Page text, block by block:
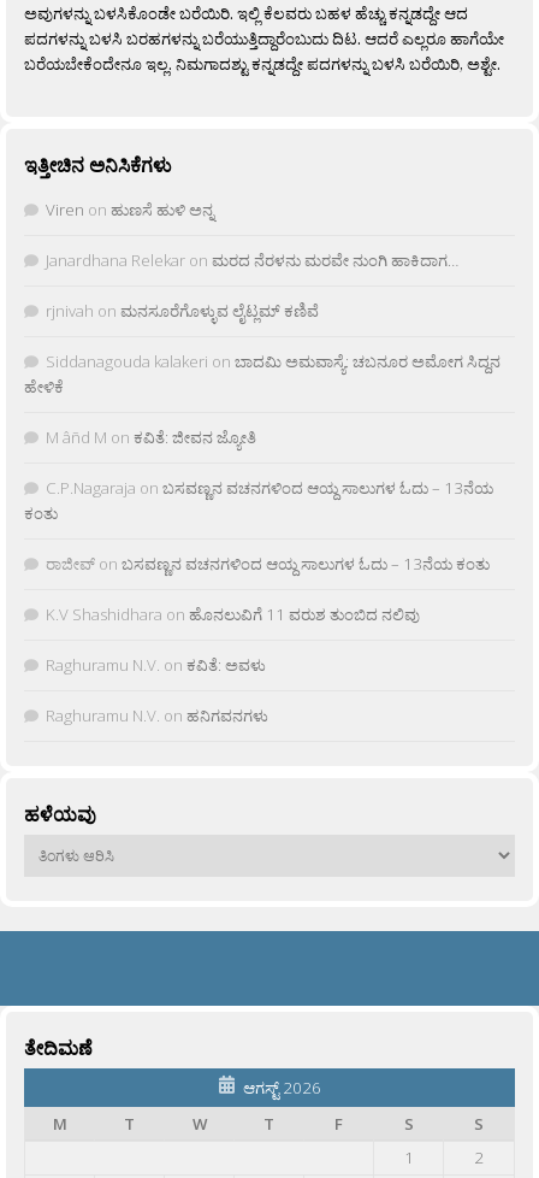
ಅವುಗಳನ್ನು ಬಳಸಿಕೊಂಡೇ ಬರೆಯಿರಿ. ಇಲ್ಲಿ ಕೆಲವರು ಬಹಳ ಹೆಚ್ಚು ಕನ್ನಡದ್ದೇ ಆದ
ಪದಗಳನ್ನು ಬಳಸಿ ಬರಹಗಳನ್ನು ಬರೆಯುತ್ತಿದ್ದಾರೆಂಬುದು ದಿಟ. ಆದರೆ ಎಲ್ಲರೂ ಹಾಗೆಯೇ
ಬರೆಯಬೇಕೆಂದೇನೂ ಇಲ್ಲ. ನಿಮಗಾದಶ್ಟು ಕನ್ನಡದ್ದೇ ಪದಗಳನ್ನು ಬಳಸಿ ಬರೆಯಿರಿ, ಅಶ್ಟೇ.
ಇತ್ತೀಚಿನ ಅನಿಸಿಕೆಗಳು
Viren on ಹುಣಸೆ ಹುಳಿ ಅನ್ನ
Janardhana Relekar on ಮರದ ನೆರಳನು ಮರವೇ ನುಂಗಿ ಹಾಕಿದಾಗ…
rjnivah on ಮನಸೂರೆಗೊಳ್ಳುವ ಲೈಟ್ಲಮ್ ಕಣಿವೆ
Siddanagouda kalakeri on ಬಾದಮಿ ಅಮವಾಸ್ಯೆ: ಚಬನೂರ ಅಮೋಗ ಸಿದ್ದನ
ಹೇಳಿಕೆ
M âñd M on ಕವಿತೆ: ಜೀವನ ಜ್ಯೋತಿ
C.P.Nagaraja on ಬಸವಣ್ಣನ ವಚನಗಳಿಂದ ಆಯ್ದ ಸಾಲುಗಳ ಓದು – 13ನೆಯ
ಕಂತು
ರಾಜೀವ್ on ಬಸವಣ್ಣನ ವಚನಗಳಿಂದ ಆಯ್ದ ಸಾಲುಗಳ ಓದು – 13ನೆಯ ಕಂತು
K.V Shashidhara on ಹೊನಲುವಿಗೆ 11 ವರುಶ ತುಂಬಿದ ನಲಿವು
Raghuramu N.V. on ಕವಿತೆ: ಅವಳು
Raghuramu N.V. on ಹನಿಗವನಗಳು
ಹಳೆಯವು
ಹಳೆಯವು
ತೇದಿಮಣೆ
ಆಗಸ್ಟ್ 2026
M
T W T F S
S
1
2